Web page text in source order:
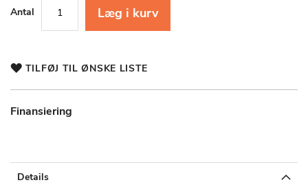
Antal Læg i kurv
TILFØJ TIL ØNSKE LISTE
Finansiering
Details